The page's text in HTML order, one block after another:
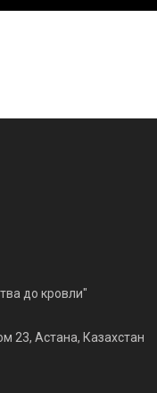
до кровли"
23, Астана, Казахстан